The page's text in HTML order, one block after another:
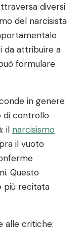
diversi
del narcisista
da attribuire a
formulare
in genere
di controllo
il narcisismo
il vuoto
Questo
più recitata
alle critiche: